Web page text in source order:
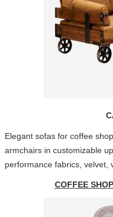
Elegant sofas for coffee
armchairs in customizable
performance fabrics, velvet,
COFFEE